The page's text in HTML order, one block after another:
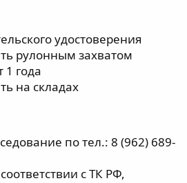
удостоверения
рулонным захватом
1 года
на складах
по тел.: 8 (962) 689-
с ТК РФ,